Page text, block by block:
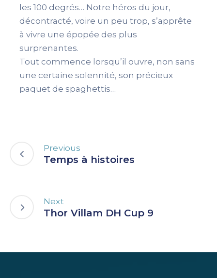
les 100 degrés… Notre héros du jour,
décontracté, voire un peu trop, s’apprête
à vivre une épopée des plus
surprenantes.
Tout commence lorsqu’il ouvre, non sans
une certaine solennité, son précieux
paquet de spaghettis…
Previous
Temps à histoires
Next
Thor Villam DH Cup 9